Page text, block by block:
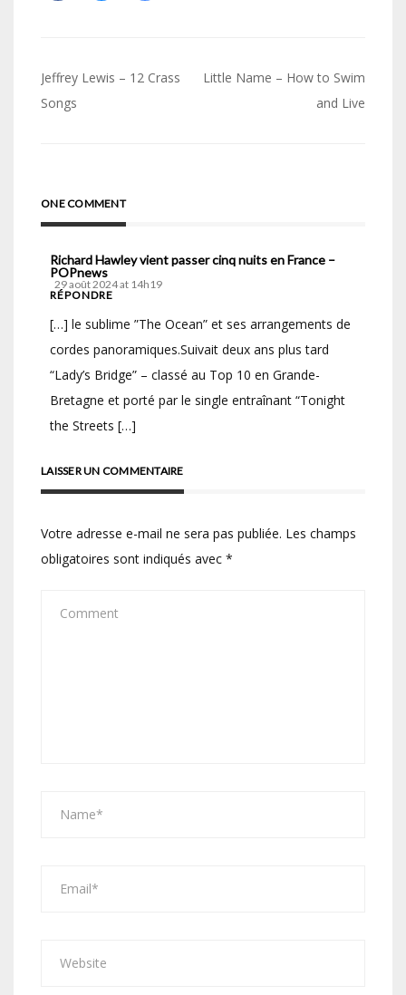
Navigation
de
Jeffrey Lewis – 12 Crass
Songs
Little Name – How to Swim
and Live
ONE COMMENT
Richard Hawley vient passer cinq nuits en France –
POPnews
29 août 2024 at 14h19
RÉPONDRE
[…] le sublime ”The Ocean” et ses arrangements de
cordes panoramiques.Suivait deux ans plus tard
“Lady’s Bridge” – classé au Top 10 en Grande-
Bretagne et porté par le single entraînant “Tonight
the Streets […]
LAISSER UN COMMENTAIRE
Votre adresse e-mail ne sera pas publiée. Les champs
obligatoires sont indiqués avec *